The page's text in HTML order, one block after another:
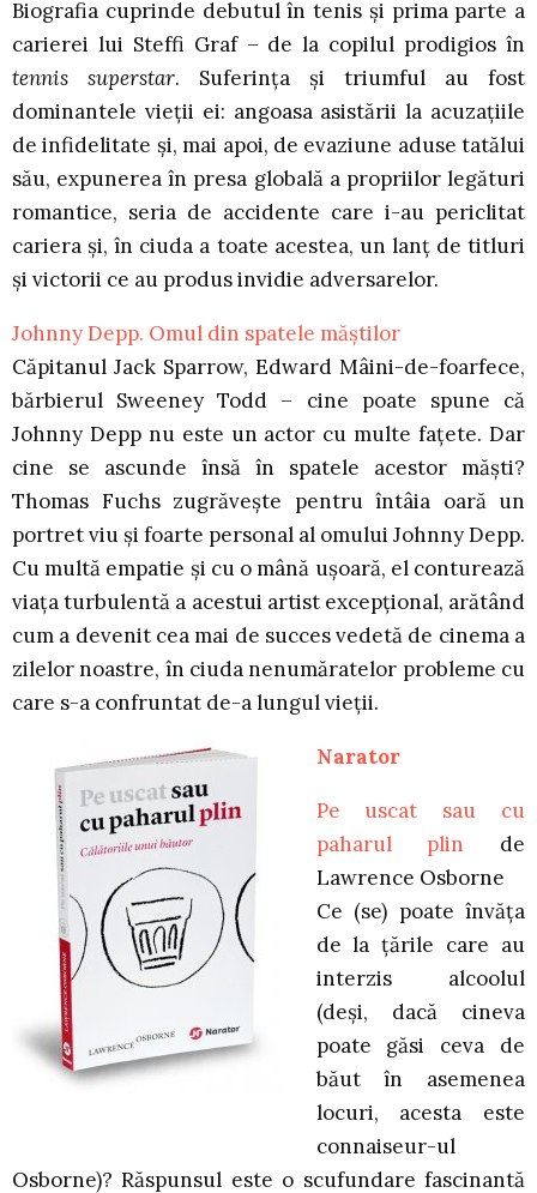
Biografia cuprinde debutul în tenis și prima parte a
carierei lui Steffi Graf – de la copilul prodigios în
tennis superstar. Suferința și triumful au fost
dominantele vieții ei: angoasa asistării la acuzațiile
de infidelitate și, mai apoi, de evaziune aduse tatălui
său, expunerea în presa globală a propriilor legături
romantice, seria de accidente care i-au periclitat
cariera și, în ciuda a toate acestea, un lanț de titluri
și victorii ce au produs invidie adversarelor.
Johnny Depp. Omul din spatele măștilor
Căpitanul Jack Sparrow, Edward Mâini-de-foarfece,
bărbierul Sweeney Todd – cine poate spune că
Johnny Depp nu este un actor cu multe faţete. Dar
cine se ascunde însă în spatele acestor măşti?
Thomas Fuchs zugrăveşte pentru întâia oară un
portret viu şi foarte personal al omului Johnny Depp.
Cu multă empatie şi cu o mână uşoară, el conturează
viaţa turbulentă a acestui artist excepţional, arătând
cum a devenit cea mai de succes vedetă de cinema a
zilelor noastre, în ciuda nenumăratelor probleme cu
care s-a confruntat de-a lungul vieţii.
Narator
Pe uscat sau cu
paharul plin de
Lawrence Osborne
Ce (se) poate învăța
de la țările care au
interzis alcoolul
(deși, dacă cineva
poate găsi ceva de
băut în asemenea
locuri, acesta este
connaiseur-ul
Osborne)? Răspunsul este o scufundare fascinantă